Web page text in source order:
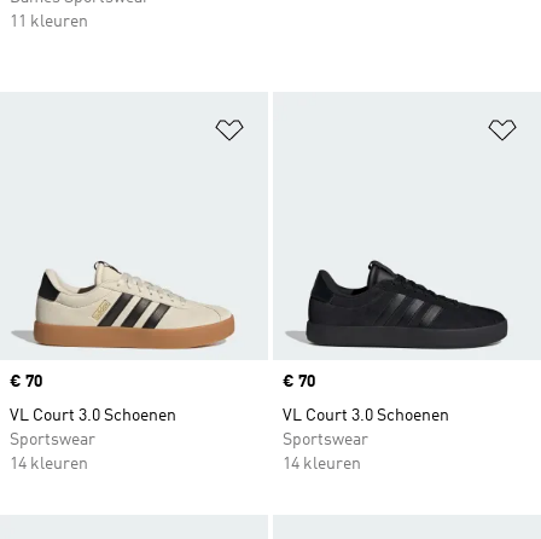
Price
€ 70
VL Court 3.0 Schoenen
Sportswear
14 kleuren
Price
€ 70
VL Court 3.0 Schoenen
Sportswear
14 kleuren
11 kleuren